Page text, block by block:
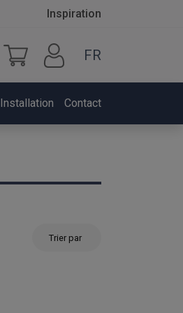
Inspiration
FR
Installation Contact
Trier par